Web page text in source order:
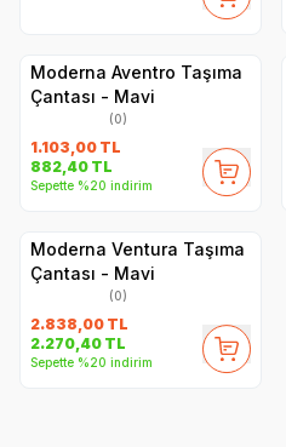
Moderna Aventro Taşıma
Çantası - Mavi
(0)
1.103,00 TL
882,40 TL
Sepette %20 indirim
Moderna Ventura Taşıma
Çantası - Mavi
(0)
2.838,00 TL
2.270,40 TL
Sepette %20 indirim